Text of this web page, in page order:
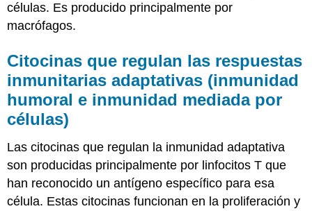
células. Es producido principalmente por
macrófagos.
Citocinas que regulan las respuestas
inmunitarias adaptativas (inmunidad
humoral e inmunidad mediada por
células)
Las citocinas que regulan la inmunidad adaptativa
son producidas principalmente por linfocitos T que
han reconocido un antígeno específico para esa
célula. Estas citocinas funcionan en la proliferación y